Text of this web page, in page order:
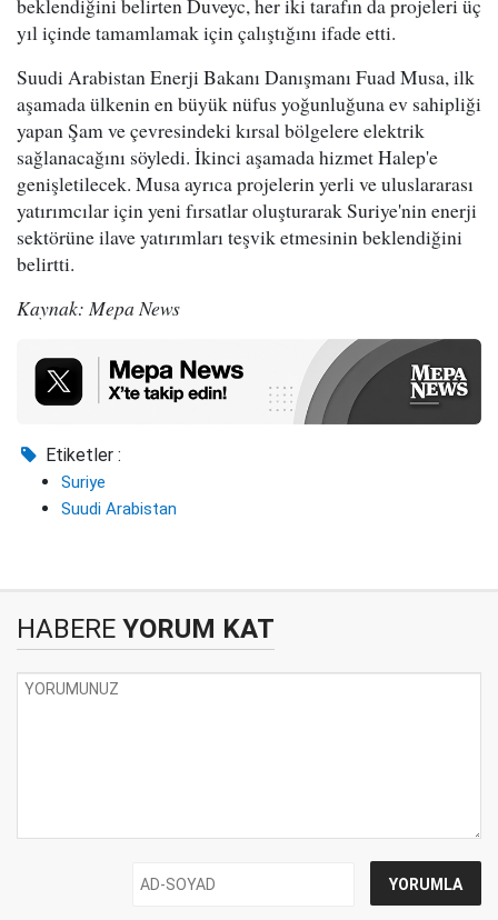
yıl içinde tamamlamak için çalıştığını ifade etti.
Suudi Arabistan Enerji Bakanı Danışmanı Fuad Musa, ilk
aşamada ülkenin en büyük nüfus yoğunluğuna ev sahipliği
yapan Şam ve çevresindeki kırsal bölgelere elektrik
sağlanacağını söyledi. İkinci aşamada hizmet Halep'e
genişletilecek. Musa ayrıca projelerin yerli ve uluslararası
yatırımcılar için yeni fırsatlar oluşturarak Suriye'nin enerji
sektörüne ilave yatırımları teşvik etmesinin beklendiğini
belirtti.
Kaynak: Mepa News
Etiketler :
Suriye
Suudi Arabistan
HABERE YORUM KAT